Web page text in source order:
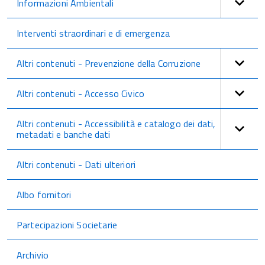
Informazioni Ambientali
Interventi straordinari e di emergenza
Altri contenuti - Prevenzione della Corruzione
Altri contenuti - Accesso Civico
Altri contenuti - Accessibilità e catalogo dei dati,
metadati e banche dati
Altri contenuti - Dati ulteriori
Albo fornitori
Partecipazioni Societarie
Archivio